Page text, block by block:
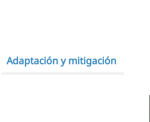
Adaptación y mitigación